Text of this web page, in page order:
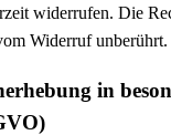
widerrufen. Die
Widerruf unberührt.
in